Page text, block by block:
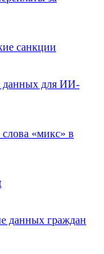
санкции
данных для ИИ-
«микс» в
данных граждан